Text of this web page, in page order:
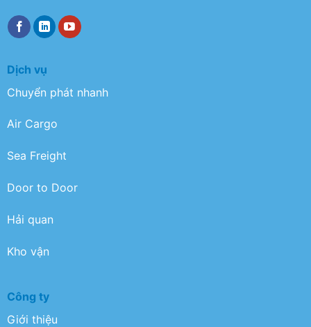
Dịch vụ
Chuyển phát nhanh
Air Cargo
Sea Freight
Door to Door
Hải quan
Kho vận
Công ty
Giới thiệu